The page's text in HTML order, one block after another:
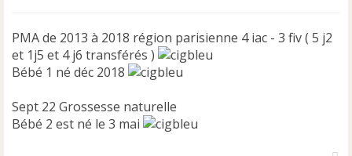
PMA de 2013 à 2018 région parisienne 4 iac - 3 fiv ( 5 j2
et 1j5 et 4 j6 transférés )
Bébé 1 né déc 2018
Sept 22 Grossesse naturelle
Bébé 2 est né le 3 mai